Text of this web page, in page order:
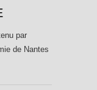
par
de Nantes